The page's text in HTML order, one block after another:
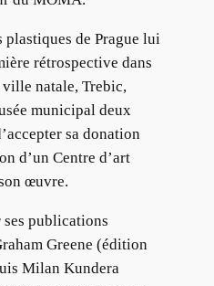
plastiques de Prague lui
rétrospective dans
ville natale, Trebic,
municipal deux
sa donation
d’un Centre d’art
œuvre.
publications
Greene (édition
Milan Kundera